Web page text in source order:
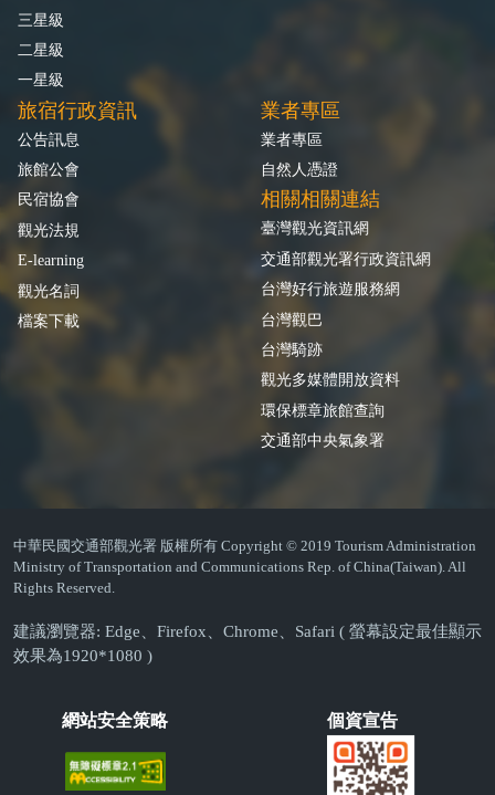
三星級
二星級
一星級
旅宿行政資訊
公告訊息
旅館公會
民宿協會
觀光法規
E-learning
觀光名詞
檔案下載
業者專區
業者專區
自然人憑證
相關相關連結
臺灣觀光資訊網
交通部觀光署行政資訊網
台灣好行旅遊服務網
台灣觀巴
台灣騎跡
觀光多媒體開放資料
環保標章旅館查詢
交通部中央氣象署
中華民國交通部觀光署 版權所有 Copyright © 2019 Tourism Administration
Ministry of Transportation and Communications Rep. of China(Taiwan). All
Rights Reserved.
建議瀏覽器: Edge、Firefox、Chrome、Safari ( 螢幕設定最佳顯示
效果為1920*1080 )
網站安全策略 個資宣告